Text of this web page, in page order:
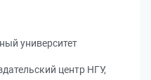
университет
центр НГУ,